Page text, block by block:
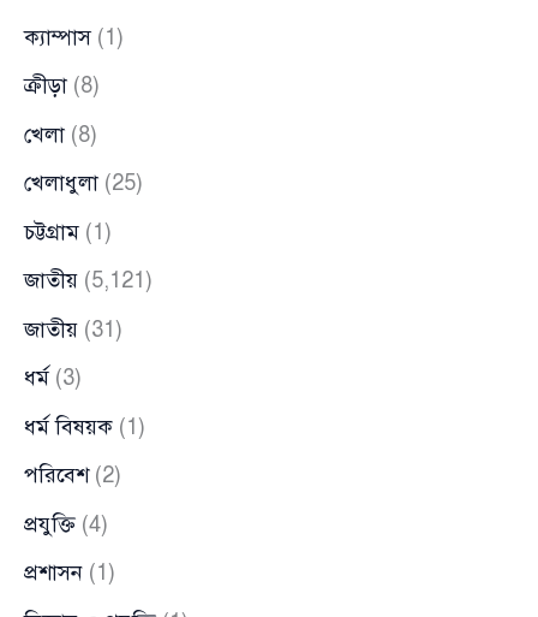
ক্যাম্পাস(1)
ক্রীড়া (8)
খেলা (8)
খেলাধুলা (25)
চট্টগ্রাম (1)
জাতীয় (5,121)
জাতীয় (31)
ধর্ম (3)
ধর্ম বিষয়ক (1)
পরিবেশ(2)
প্রযুক্তি (4)
প্রশাসন (1)